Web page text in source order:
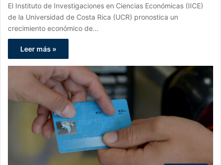
El Instituto de Investigaciones en Ciencias Económicas (IICE)
de la Universidad de Costa Rica (UCR) pronostica un
crecimiento económico de…
Leer más »